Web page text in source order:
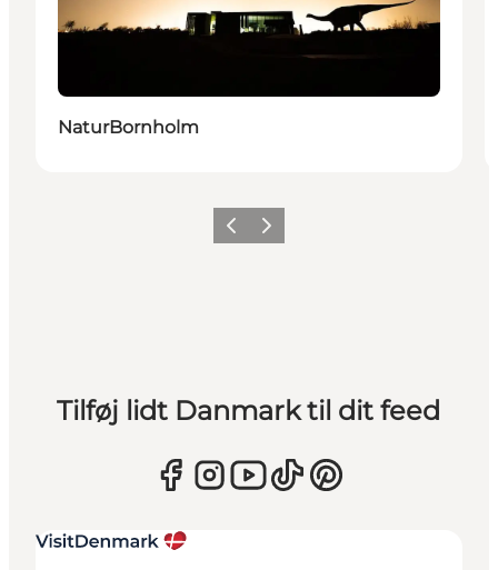
NaturBornholm
ForrigeNæste
Tilføj lidt Danmark til dit feed